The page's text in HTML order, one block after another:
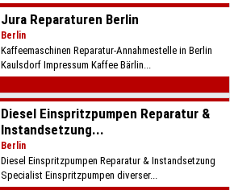
Jura Reparaturen Berlin
Berlin
Kaffeemaschinen Reparatur-Annahmestelle in Berlin
Kaulsdorf Impressum Kaffee Bärlin...
Diesel Einspritzpumpen Reparatur &
Instandsetzung...
Berlin
Diesel Einspritzpumpen Reparatur & Instandsetzung
Specialist Einspritzpumpen diverser...